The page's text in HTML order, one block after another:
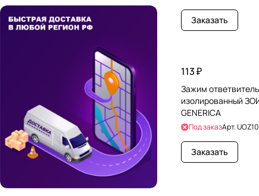
Заказать
113 ₽
Зажим
изолированный
GENERICA
Под заказАрт.
Заказать